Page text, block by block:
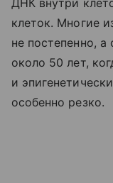
ДНК внутри
клеток. Многие
не постепенно,
около 50 лет,
и
особенно резко.